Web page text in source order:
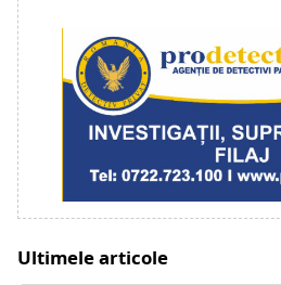
Ultimele articole